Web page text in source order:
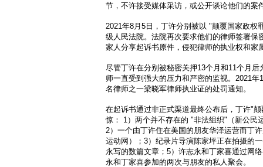
节，不许接受媒体采访，或公开谈论他们的案
2021年8月5日，丁许分别被以 "颠覆国家政权
级人民法院。法院再次要求他们的律师签署保
家人分享起诉书原件，侵犯律师的执业权和家
尽管丁许在分别被秘密关押13个月和11个月
师一直受到强大的压力和严密的监视。2021
名律师之一梁晓军律师执业证的处罚通知。
在起诉书通过非正式渠道最终公布后，丁许"
惊： 1）两个并不存在的 "非法组织"（新公民
2）一个由丁许住在美国的朋友华泽运营而丁
运动网）；3）纪录片导演陈家坪正在拍摄的
永写的数篇文章；5）许志永和丁家喜通过网
永和丁家喜参加的两次与朋友的私人聚会。